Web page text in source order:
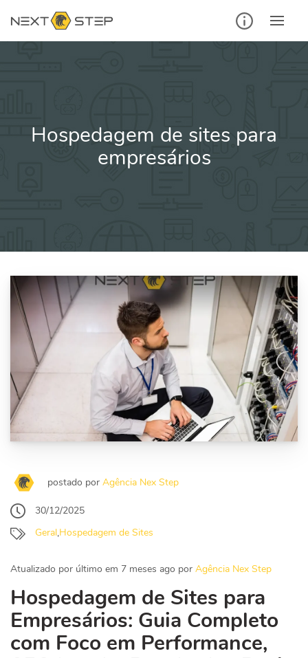
para
Hospedagem de sites para
empresários
postado por Agência Nex Step
30/12/2025
Geral,Hospedagem de Sites
Atualizado por último em 7 meses ago por Agência Nex Step
Hospedagem de Sites para
Empresários: Guia Completo
com Foco em Performance,